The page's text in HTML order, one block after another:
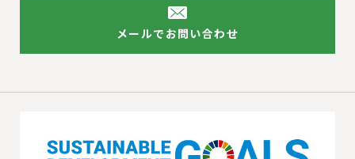
メールでお問い合わせ